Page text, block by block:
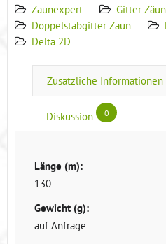
Zaunexpert
Gitter
Doppelstabgitter Zaun
Delta 2D
Zusätzliche Informationen
Diskussion 0
Länge (m):
130
Gewicht (g):
auf Anfrage